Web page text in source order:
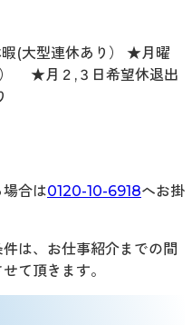
(大型連休あり） ★月曜
） ★月２,３日希望休退出
合は0120-10-6918へお掛
は、お仕事紹介までの間
て頂きます。